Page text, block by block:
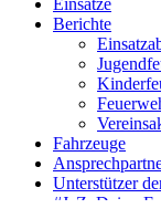
Einsätze
Berichte
Fahrzeuge
Unterstützer